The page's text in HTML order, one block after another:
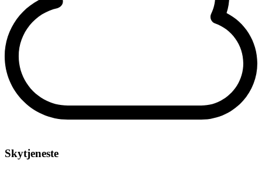
Skytjeneste